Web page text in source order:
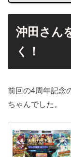
沖田さん
く！
前回の4周年記念
ちゃんでした。